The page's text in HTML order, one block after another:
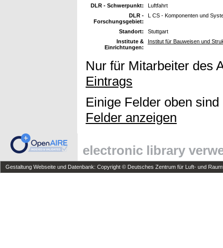
DLR - Schwerpunkt:
Luftfahrt
DLR -
Forschungsgebiet:
L CS - Komponenten und
Standort:
Stuttgart
Institute &
Einrichtungen:
Institut für Bauweisen und
Nur für Mitarbeiter des
Eintrags
Einige Felder oben
Felder anzeigen
electronic library
Gestaltung Webseite und Datenbank: Copyright © Deutsches Zentrum für Luft- und